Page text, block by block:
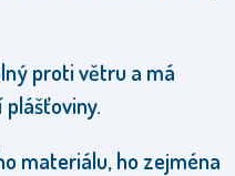
proti větru a má
materiálu, ho zejména